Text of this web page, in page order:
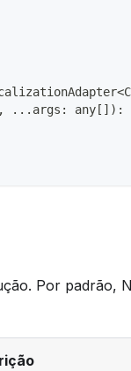
<
, ... args : any [ ] ) :
Por padrão,